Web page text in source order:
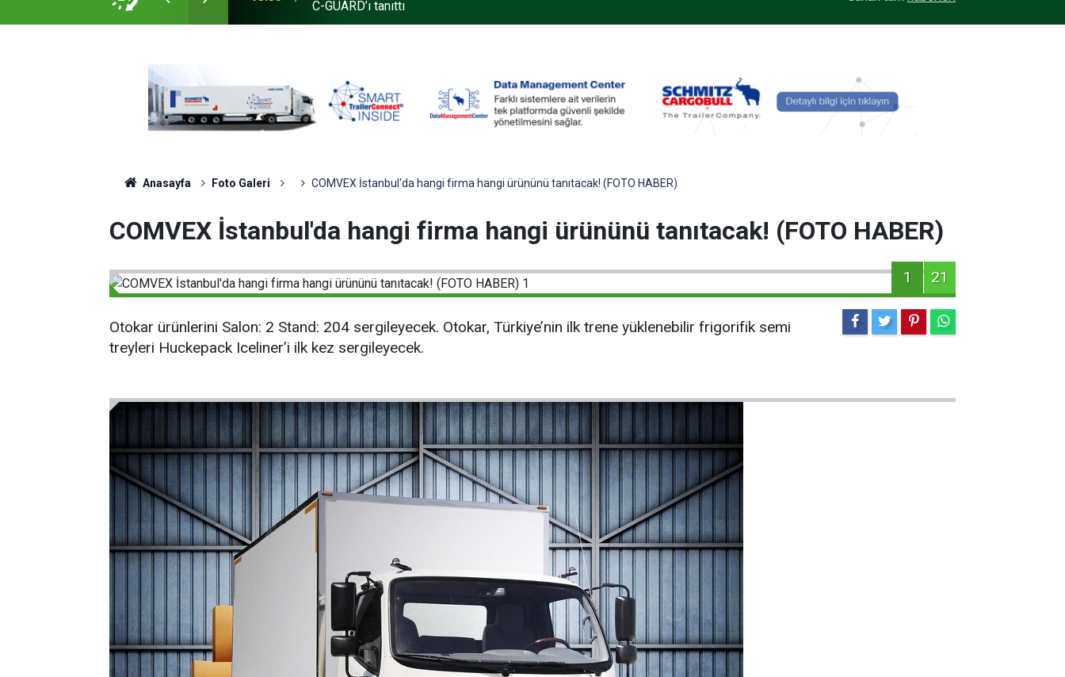
C-GUARD’ı tanıttı
Anasayfa Foto Galeri COMVEX İstanbul'da hangi firma hangi ürününü tanıtacak! (FOTO HABER)
COMVEX İstanbul'da hangi firma hangi ürününü tanıtacak! (FOTO HABER)
1 21
Otokar ürünlerini Salon: 2 Stand: 204 sergileyecek. Otokar, Türkiye’nin ilk trene yüklenebilir frigorifik semi
treyleri Huckepack Iceliner’i ilk kez sergileyecek.